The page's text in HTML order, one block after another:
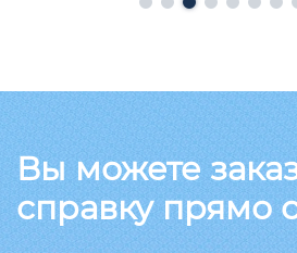
Вы можете
справку прямо